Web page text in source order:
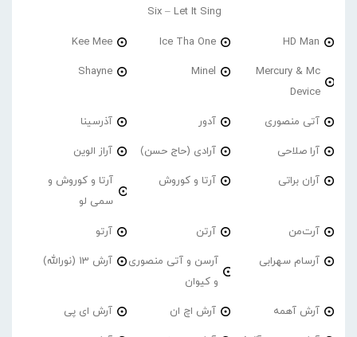
Six – Let It Sing
HD Man
Ice Tha One
Kee Mee
Mercury & Mc
Device
Minel
Shayne
آتی منصوری آدور آذرسینا
آرا صلاحی آرادی (حاج حسن) آراز الوین
آران براتی آرتا و کوروش
آرتا و کوروش و
سمی لو
آرت‌من آرتن آرتو
آرسام سهرابی
آرسن و آتی منصوری
و کیوان
آرش 13 (نورالله)
آرش آهمه آرش اچ ان آرش ای پی